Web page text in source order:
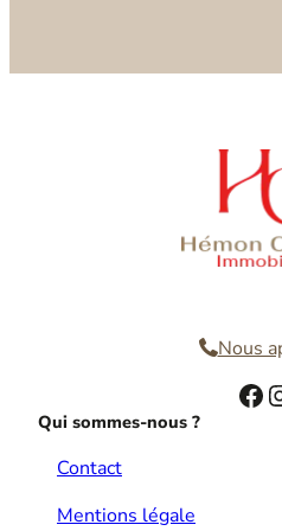
Nous
Facebook
Qui sommes-nous ?
Contact
Mentions légale